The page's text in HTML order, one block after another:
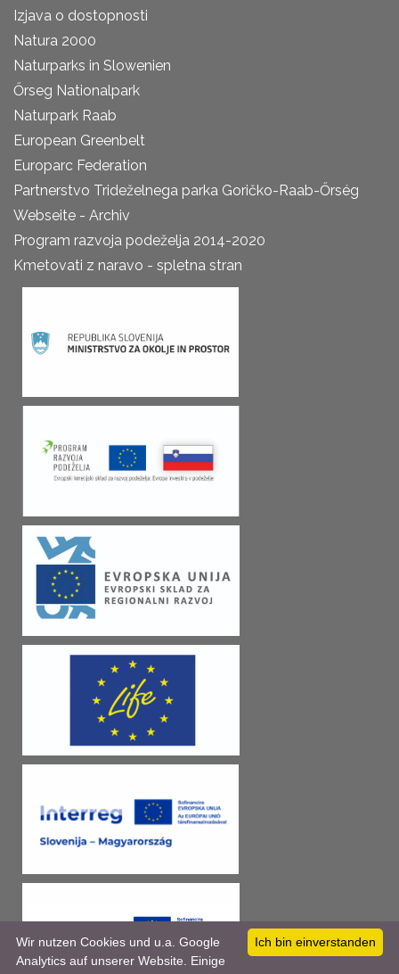
Izjava o dostopnosti
Natura 2000
Naturparks in Slowenien
Őrseg Nationalpark
Naturpark Raab
European Greenbelt
Europarc Federation
Partnerstvo Trideželnega parka Goričko-Raab-Őrség
Webseite - Archiv
Program razvoja podeželja 2014-2020
Kmetovati z naravo - spletna stran
Ich bin einverstanden
Wir nutzen Cookies und u.a. Google
Analytics auf unserer Website. Einige